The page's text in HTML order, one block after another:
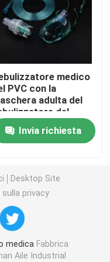
medico
PVC con la
adulta del
del
portatile
maschera di
Invia richiesta
Desktop Site
sulla privacy
medica Fabbrica
Aile Industrial